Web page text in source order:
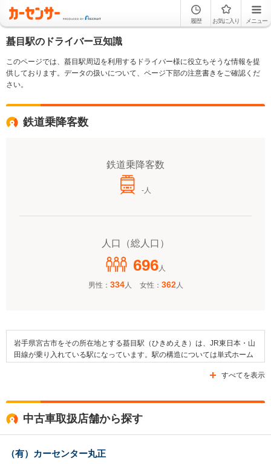
履歴 お気に入り メニュー
蟇目駅のドライバー豆知識
このページでは、蟇目駅周辺を利用するドライバー様に役立ちそうな情報を提
供しております。データの扱いについて、ページ下部の注意書きをご確認くだ
さい。
鉄道乗降客数
鉄道乗降客数
-人
人口（総人口）
696人
男性： 334人 女性： 362人
岩手県宮古市をその所在地とする蟇目駅（ひきめえき）は、JR東日本・山
田線が乗り入れている駅になっています。駅の構造については単式ホーム
原市駅（けばらいちえき）が当駅と隣接している駅となっています。そし
た、近隣には蟇目簡易郵便局や蟇目区民会館などが設けられています。な
お、蟇目駅の周辺を通っている道路については国道106号線などを挙げる
ことができます。
すべてを表示
中古車取扱店舗から探す
（有）カーセンター丸正